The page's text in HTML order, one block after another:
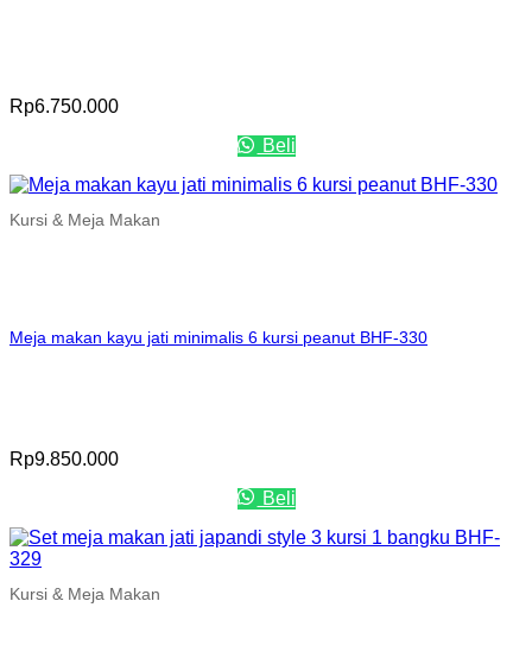
Rp6.750.000
Beli
Kursi & Meja Makan
Meja makan kayu jati minimalis 6 kursi peanut BHF-330
Rp9.850.000
Beli
Kursi & Meja Makan